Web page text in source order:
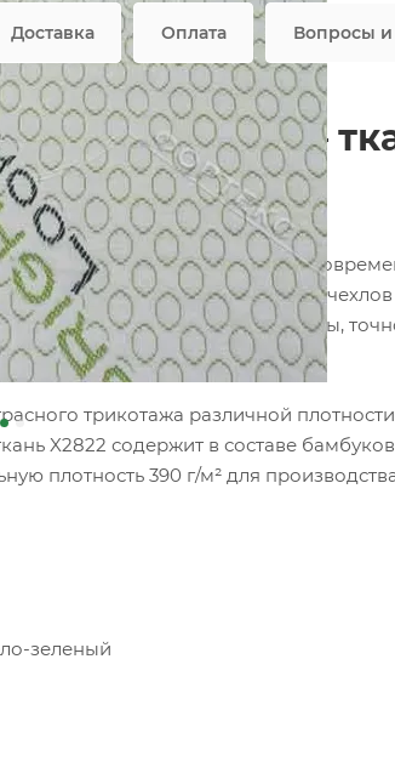
Доставка Оплата Вопросы и
зеленый —
фабрики ФОРТЕКС — это
наматрасников, защитных
облегает изделие любой формы,
трикотажа различной
X2822 содержит в составе
плотность 390 г/м² для
зеленый